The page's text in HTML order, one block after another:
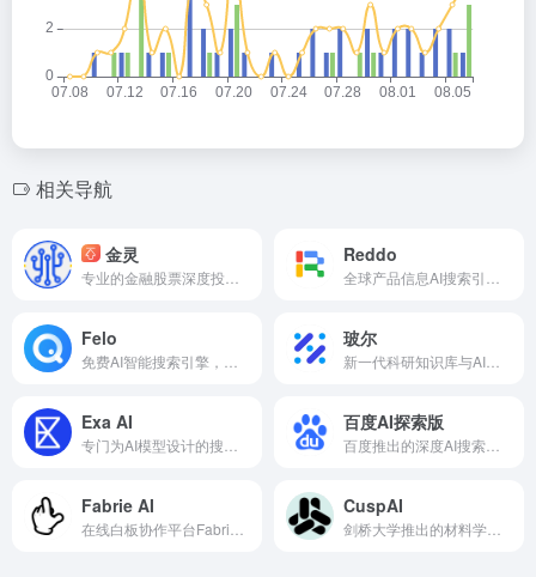
相关导航
金灵 Reddo
Felo 玻尔
Exa AI 百度AI探索版
Fabrie AI CuspAI